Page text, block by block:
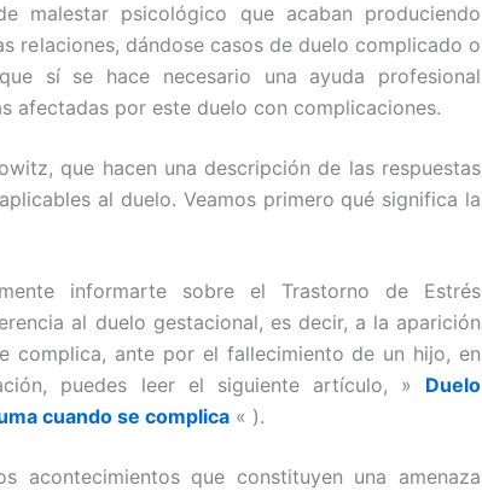
malestar psicológico que acaban produciendo
relaciones, dándose casos de duelo complicado o
sí se hace necesario una ayuda profesional
afectadas por este duelo con complicaciones.
que hacen una descripción de las respuestas
al duelo. Veamos primero qué significa la
informarte sobre el Trastorno de Estrés
al duelo gestacional, es decir, a la aparición
complica, ante por el fallecimiento de un hijo, en
puedes leer el siguiente artículo, » Duelo
cuando se complica « ).
acontecimientos que constituyen una amenaza